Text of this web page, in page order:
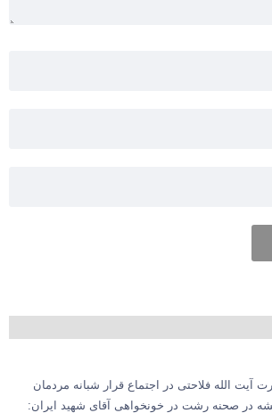
آیت الله فلاحتی در اجتماع قرار شبانه مردمان
در صحنه رشت در خونخواهی آقای شهید ایران: